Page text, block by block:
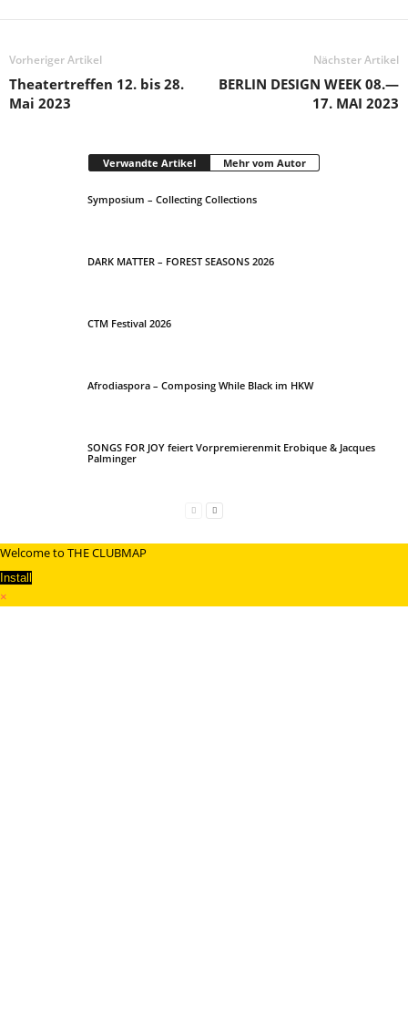
Vorheriger Artikel
Theatertreffen 12. bis 28.
Mai 2023
Nächster Artikel
BERLIN DESIGN WEEK 08.—
17. MAI 2023
Verwandte Artikel Mehr vom Autor
Symposium – Collecting Collections
DARK MATTER – FOREST SEASONS 2026
CTM Festival 2026
Afrodiaspora – Composing While Black im HKW
SONGS FOR JOY feiert Vorpremierenmit Erobique & Jacques
Palminger
Welcome to THE CLUBMAP
Install
×